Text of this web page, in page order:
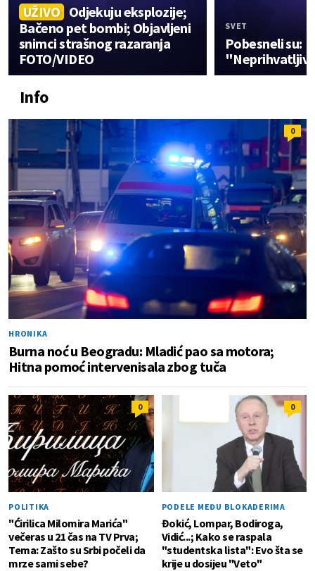
UŽIVO Odjekuju eksplozije;
Bačeno pet bombi; Objavljeni
snimci strašnog razaranja
FOTO/VIDEO
SVET
Pobesneli su:
Info
0
HRONIKA
Burna noć u Beogradu: Mladić pao sa motora;
Hitna pomoć intervenisala zbog tuča
0
POLITIKA
"Ćirilica Milomira Marića"
večeras u 21 čas na TV Prva;
Tema: Zašto su Srbi počeli da
mrze sami sebe?
0
PODELE MEĐU BLOKADERIMA
Đokić, Lompar, Bodiroga,
Vidić...; Kako se raspala
"studentska lista": Evo šta se
krije u dosijeu "Veto"